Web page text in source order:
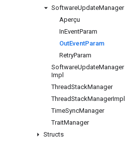
SoftwareUpdateManager
Aperçu
InEventParam
OutEventParam
RetryParam
SoftwareUpdateManager
Impl
ThreadStackManager
ThreadStackManagerImpl
TimeSyncManager
TraitManager
Structs